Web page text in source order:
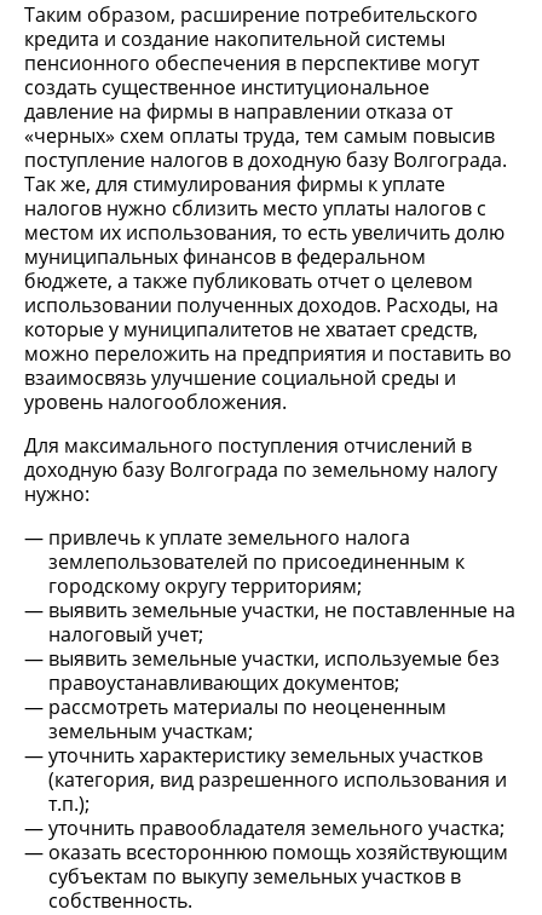
Таким образом, расширение потребительского
кредита и создание накопительной системы
пенсионного обеспечения в перспективе могут
создать существенное институциональное
давление на фирмы в направлении отказа от
«черных» схем оплаты труда, тем самым повысив
поступление налогов в доходную базу Волгограда.
Так же, для стимулирования фирмы к уплате
налогов нужно сблизить место уплаты налогов с
местом их использования, то есть увеличить долю
муниципальных финансов в федеральном
бюджете, а также публиковать отчет о целевом
использовании полученных доходов. Расходы, на
которые у муниципалитетов не хватает средств,
можно переложить на предприятия и поставить во
взаимосвязь улучшение социальной среды и
уровень налогообложения.
Для максимального поступления отчислений в
доходную базу Волгограда по земельному налогу
нужно:
привлечь к уплате земельного налога
землепользователей по присоединенным к
городскому округу территориям;
выявить земельные участки, не поставленные на
налоговый учет;
выявить земельные участки, используемые без
правоустанавливающих документов;
рассмотреть материалы по неоцененным
земельным участкам;
уточнить характеристику земельных участков
(категория, вид разрешенного использования и
т.п.);
уточнить правообладателя земельного участка;
оказать всестороннюю помощь хозяйствующим
субъектам по выкупу земельных участков в
собственность.